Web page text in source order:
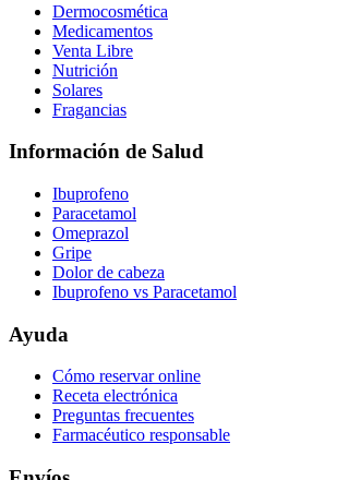
Dermocosmética
Medicamentos
Venta Libre
Nutrición
Solares
Fragancias
Información de Salud
Ibuprofeno
Paracetamol
Omeprazol
Gripe
Dolor de cabeza
Ibuprofeno vs Paracetamol
Ayuda
Cómo reservar online
Receta electrónica
Preguntas frecuentes
Farmacéutico responsable